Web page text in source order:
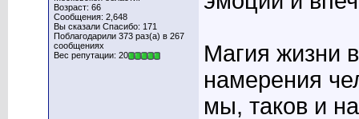
Возраст: 66
Сообщения: 2,648
Вы сказали Спасибо: 171
Поблагодарили 373 раз(а) в 267
сообщениях
Вес репутации: 20
Магия жизни
намерения
мы, таков и